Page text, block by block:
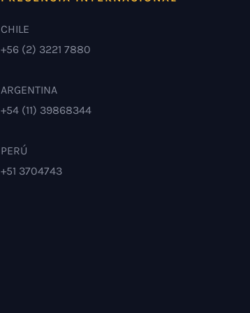
CHILE
+56 (2) 3221 7880
ARGENTINA
+54 (11) 39868344
PERÚ
+51 3704743